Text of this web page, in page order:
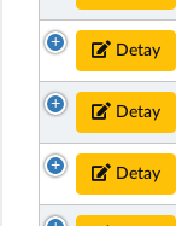
Detay
Detay
Detay